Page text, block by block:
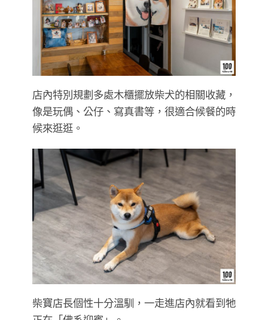
店內特別規劃多處木櫃擺放柴犬的相關收藏，
像是玩偶、公仔、寫真書等，很適合候餐的時
候來逛逛。
柴寶店長個性十分溫馴，一走進店內就看到牠